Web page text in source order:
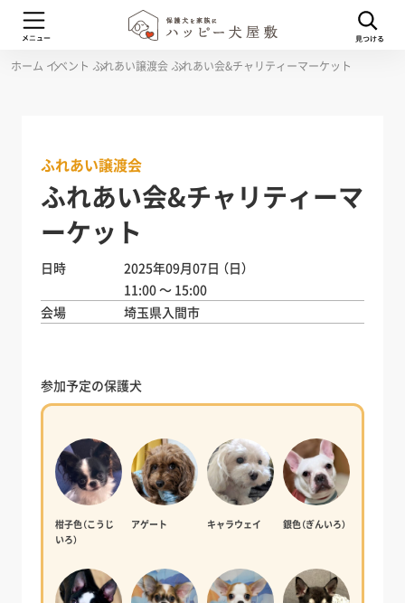
ホーム イベント ふれあい譲渡会 ふれあい会&チャリティーマーケット
ふれあい譲渡会
ふれあい会&チャリティーマ
ーケット
日時 2025年09月07日 （日）
11:00 ～ 15:00
会場
埼玉県入間市
参加予定の保護犬
柑子色（こうじ
いろ）
アゲート キャラウェイ 銀色（ぎんいろ）